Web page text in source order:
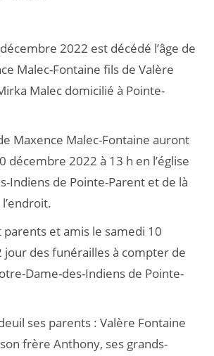
2022 est décédé l’âge de
Malec-Fontaine fils de Valère
Malec domicilié à Pointe-
Maxence Malec-Fontaine auront
décembre 2022 à 13 h en l’église
Indiens de Pointe-Parent et de là
et amis le samedi 10
des funérailles à compter de
Dame-des-Indiens de Pointe-
ses parents : Valère Fontaine
frère Anthony, ses grands-